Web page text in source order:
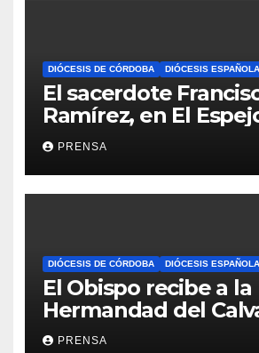
DIÓCESIS DE CÓRDOBA DIÓCESIS
El sacerdote
Ramírez, en El
Iglesia
PRENSA
DIÓCESIS DE CÓRDOBA DIÓCESIS
El Obispo recibe a la
Hermandad del
PRENSA